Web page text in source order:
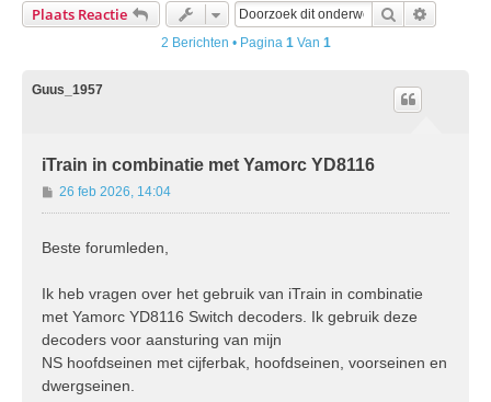
Plaats Reactie Zoek
2 Berichten • Pagina 1Van 1
Guus_1957
iTrain in combinatie met Yamorc YD8116
B
e
i
h
26 feb 2026, 14:04
Beste forumleden,
Ik heb vragen over het gebruik van iTrain in combinatie
met Yamorc YD8116 Switch decoders. Ik gebruik deze
decoders voor aansturing van mijn
NS hoofdseinen met cijferbak, hoofdseinen, voorseinen en
dwergseinen.